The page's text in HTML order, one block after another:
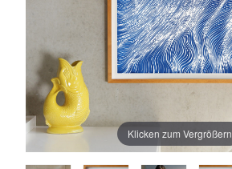
Klicken zum Vergrößern